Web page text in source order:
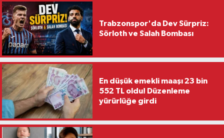
Trabzonspor'da Dev Sürpriz:
Sörloth ve Salah Bombası
En düşük emekli maaşı 23 bin
552 TL oldu! Düzenleme
yürürlüğe girdi